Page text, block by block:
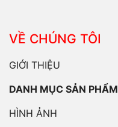
VỀ CHÚNG TÔI
GIỚI THIỆU
DANH MỤC SẢN PHẨM
HÌNH ẢNH